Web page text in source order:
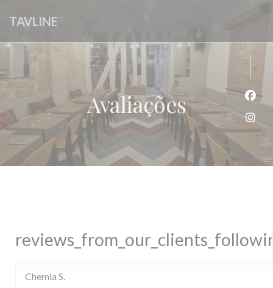
TAVLINE
Avaliações
Chemla S